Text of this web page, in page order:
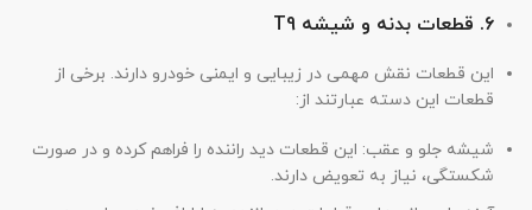
۶. قطعات بدنه و شیشه T9
این قطعات نقش مهمی در زیبایی و ایمنی خودرو دارند. برخی از
قطعات این دسته عبارتند از:
شیشه جلو و عقب: این قطعات دید راننده را فراهم کرده و در صورت
شکستگی، نیاز به تعویض دارند.